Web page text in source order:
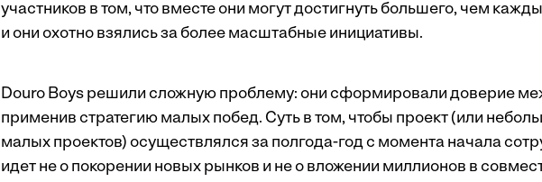
участников в том, что вместе они могут достигнуть большего, чем
и они охотно взялись за более масштабные инициативы.
Douro Boys решили сложную проблему: они сформировали доверие
применив стратегию малых побед. Суть в том, чтобы проект (или
малых проектов) осуществлялся за полгода-год с момента начала
идет не о покорении новых рынков и не о вложении миллионов в